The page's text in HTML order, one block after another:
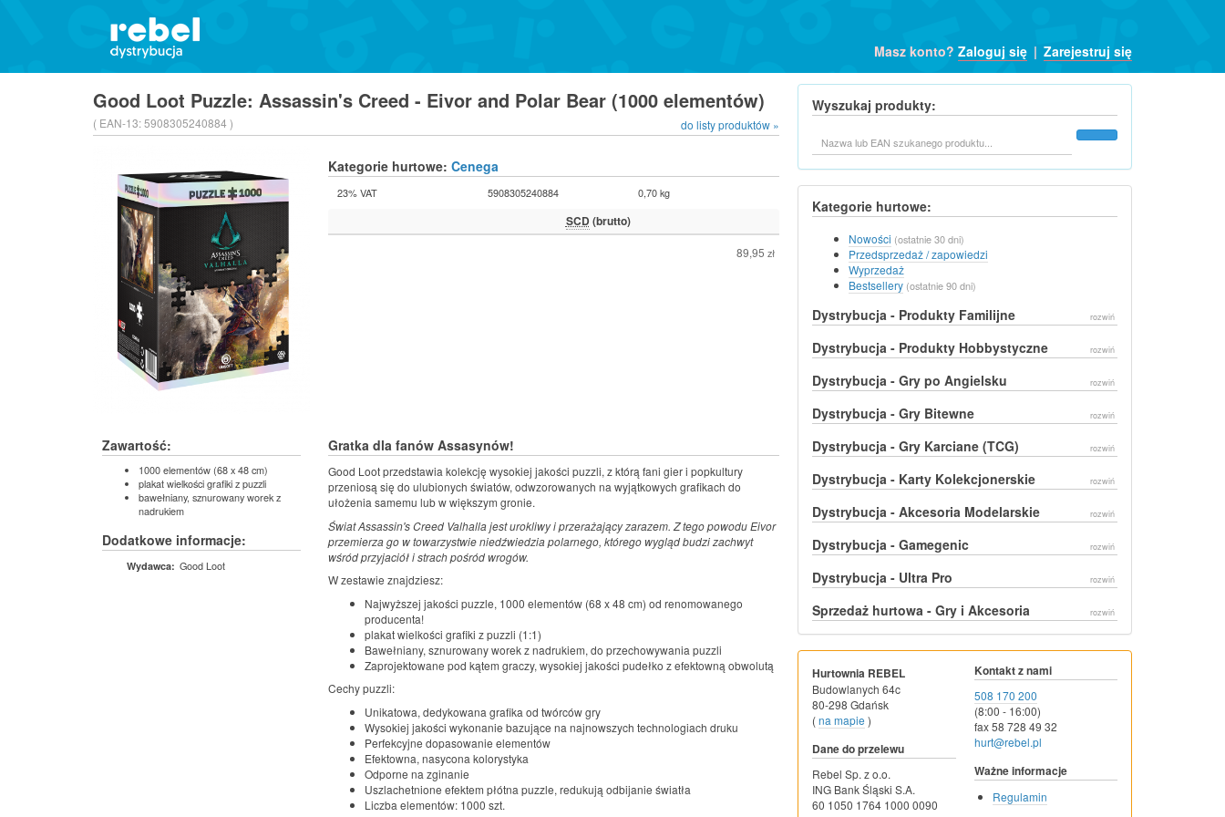
Masz konto? Zaloguj się | Zarejestruj się
Good Loot Puzzle: Assassin's Creed - Eivor and Polar Bear (1000 elementów)
( EAN-13:5908305240884 ) do listy produktów »
Kategorie hurtowe: Cenega
23% VAT 5908305240884 0,70 kg
SCD (brutto)
89,95 zł
Zawartość:
1000 elementów (68 x 48 cm)
plakat wielkości grafiki z puzzli
bawełniany, sznurowany worek z
nadrukiem
Dodatkowe informacje:
Wydawca: Good Loot
Gratka dla fanów Assasynów!
Good Loot przedstawia kolekcję wysokiej jakości puzzli, z którą fani gier i popkultury
przeniosą się do ulubionych światów, odwzorowanych na wyjątkowych grafikach do
ułożenia samemu lub w większym gronie.
Świat Assassin's Creed Valhalla jest urokliwy i przerażający zarazem. Z tego powodu Eivor
przemierza go w towarzystwie niedźwiedzia polarnego, którego wygląd budzi zachwyt
wśród przyjaciół i strach pośród wrogów.
W zestawie znajdziesz:
Najwyższej jakości puzzle, 1000 elementów (68 x 48 cm) od renomowanego
producenta!
plakat wielkości grafiki z puzzli (1:1)
Bawełniany, sznurowany worek z nadrukiem, do przechowywania puzzli
Zaprojektowane pod kątem graczy, wysokiej jakości pudełko z efektowną obwolutą
Cechy puzzli:
Unikatowa, dedykowana grafika od twórców gry
Wysokiej jakości wykonanie bazujące na najnowszych technologiach druku
Perfekcyjne dopasowanie elementów
Efektowna, nasycona kolorystyka
Odporne na zginanie
Uszlachetnione efektem płótna puzzle, redukują odbijanie światła
Liczba elementów: 1000 szt.
Wyszukaj produkty:
Kategorie hurtowe:
Nowości (ostatnie 30 dni)
Przedsprzedaż / zapowiedzi
Wyprzedaż
Bestsellery (ostatnie 90 dni)
Dystrybucja - Produkty Familijne rozwiń
Dystrybucja - Produkty Hobbystyczne rozwiń
Dystrybucja - Gry po Angielsku rozwiń
Dystrybucja - Gry Bitewne rozwiń
Dystrybucja - Gry Karciane (TCG) rozwiń
Dystrybucja - Karty Kolekcjonerskie rozwiń
Dystrybucja - Akcesoria Modelarskie rozwiń
Dystrybucja - Gamegenic rozwiń
Dystrybucja - Ultra Pro rozwiń
Sprzedaż hurtowa - Gry i Akcesoria rozwiń
Hurtownia REBEL
Budowlanych 64c
80-298 Gdańsk
(na mapie )
Dane do przelewu
Rebel Sp. z o.o.
ING Bank Śląski S.A.
60 1050 1764 1000 0090
Kontakt z nami
508 170 200
(8:00 - 16:00)
fax 58 728 49 32
hurt@rebel.pl
Ważne informacje
Regulamin